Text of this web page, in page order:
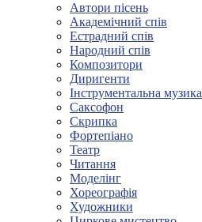
Автори пісень
Академічний спів
Естрадний спів
Народний спів
Композитори
Диригенти
Інструментальна музика
Саксофон
Скрипка
Фортепіано
Театр
Читання
Моделінг
Хореографія
Художники